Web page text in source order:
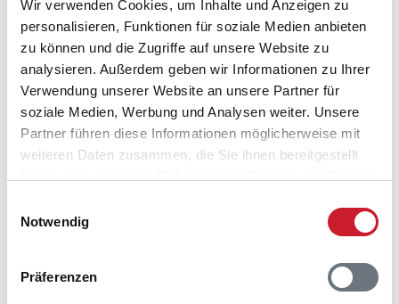
Wir verwenden Cookies, um Inhalte und Anzeigen zu
personalisieren, Funktionen für soziale Medien anbieten
zu können und die Zugriffe auf unsere Website zu
analysieren. Außerdem geben wir Informationen zu Ihrer
Verwendung unserer Website an unsere Partner für
soziale Medien, Werbung und Analysen weiter. Unsere
Partner führen diese Informationen möglicherweise mit
weiteren Daten zusammen, die Sie ihnen bereitgestellt
Notwendig
Präferenzen
Belegungskalender
Reisedauer auswählen
Anzahl Reisende auswählen
Anreisetag im Belegungskalender anklicken
Sie bekommen Verfügbarkeit und Preis angezeigt
Hausbeschreibung und/oder der Ausstattung ergeben